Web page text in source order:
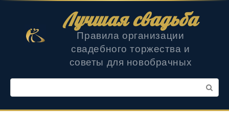
Лучшая свадьба
Правила организации
свадебного торжества и
советы для новобрачных
Поиск: